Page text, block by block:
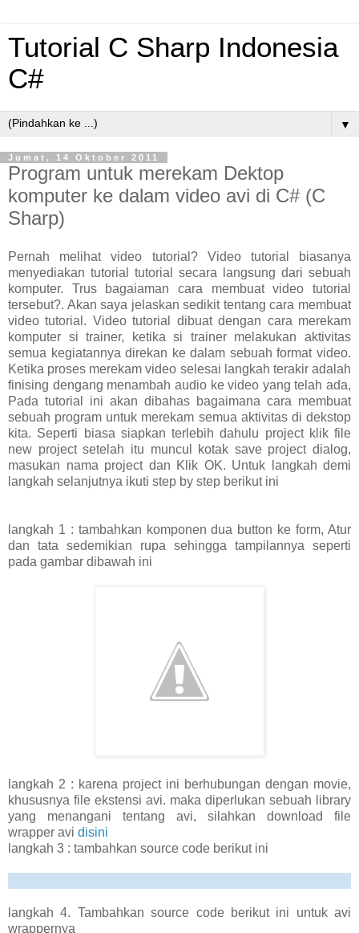
Tutorial C Sharp Indonesia
C#
▼
Jumat, 14 Oktober 2011
Program untuk merekam Dektop
komputer ke dalam video avi di C# (C
Sharp)
Pernah melihat video tutorial? Video tutorial biasanya
menyediakan tutorial tutorial secara langsung dari sebuah
komputer. Trus bagaiaman cara membuat video tutorial
tersebut?. Akan saya jelaskan sedikit tentang cara membuat
video tutorial. Video tutorial dibuat dengan cara merekam
komputer si trainer, ketika si trainer melakukan aktivitas
semua kegiatannya direkan ke dalam sebuah format video.
Ketika proses merekam video selesai langkah terakir adalah
finising dengang menambah audio ke video yang telah ada,
Pada tutorial ini akan dibahas bagaimana cara membuat
sebuah program untuk merekam semua aktivitas di dekstop
kita. Seperti biasa siapkan terlebih dahulu project klik file
new project setelah itu muncul kotak save project dialog,
masukan nama project dan Klik OK. Untuk langkah demi
langkah selanjutnya ikuti step by step berikut ini
langkah 1 : tambahkan komponen dua button ke form, Atur
dan tata sedemikian rupa sehingga tampilannya seperti
pada gambar dibawah ini
langkah 2 : karena project ini berhubungan dengan movie,
khususnya file ekstensi avi. maka diperlukan sebuah library
yang menangani tentang avi, silahkan download file
wrapper avi disini
langkah 3 : tambahkan source code berikut ini
langkah 4. Tambahkan source code berikut ini untuk avi
wrappernya